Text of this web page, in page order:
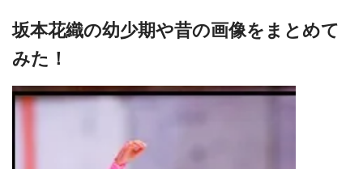
坂本花織の幼少期や昔の画像をまとめて
みた！